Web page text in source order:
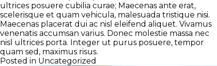
ultrices posuere cubilia curae; Maecenas ante erat,
scelerisque et quam vehicula, malesuada tristique nisi.
Maecenas placerat dui ac nisl eleifend aliquet. Vivamus
venenatis accumsan varius. Donec molestie massa nec
nisl ultrices porta. Integer ut purus posuere, tempor
quam sed, maximus risus.
Posted in Uncategorized